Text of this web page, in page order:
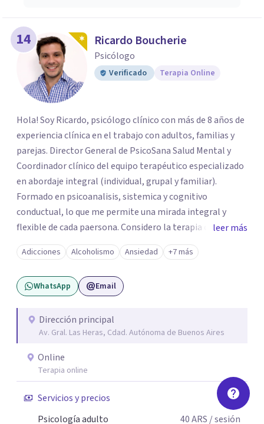
14 Ricardo Boucherie
Psicólogo
Verificado Terapia Online
Hola! Soy Ricardo, psicólogo clínico con más de 8 años de
experiencia clínica en el trabajo con adultos, familias y
parejas. Director General de PsicoSana Salud Mental y
Coordinador clínico del equipo terapéutico especializado
en abordaje integral (individual, grupal y familiar).
Formado en psicoanalisis, sistemica y cognitivo
conductual, lo que me permite una mirada integral y
flexible de cada paersona. Considero la terapia como un
espacio de escucha, construcción y transformación,
adpatando el contexto de cada persona para ayudarla de
la mejor manera posible.
leer más
Adicciones Alcoholismo Ansiedad +7 más
WhatsApp Email
Dirección principal
Av. Gral. Las Heras, Cdad. Autónoma de Buenos Aires
Online
Terapia online
Servicios y precios
Psicología adulto
40ARS / sesión